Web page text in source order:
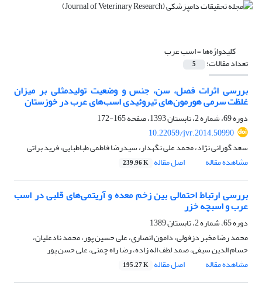
کلیدواژه‌ها =اسب عرب
تعداد مقالات: 5
بررسی اثرات فصل، سن، جنس و وضعیت تولیدمثلی بر میزان
غلظت سرمی هورمون‌های تیروئیدی‌ اسب‌های عرب در خوزستان
دوره 69، شماره 2، تابستان 1393، صفحه
165-172
10.22059/jvr.2014.50990
سعد گورانی نژاد، محمد علی نگهدار، سیدرضا فاطمی طباطبایی، فرید براتی
مشاهده مقاله
اصل مقاله 239.96 K
بررسی ارتباط احتمالی بین زخم معده و آریتمی‌های قلبی در اسب
عرب و اسبچه خزر
دوره 65، شماره 2، تابستان 1389
محمد رضا مخبر دزفولی، دامون انصاری، علی حسین پور، محمد نادعلیان،
حسام الدین سیفی، صمد لطف اله زاده، رضا راه چمنی، علی حسن پور
مشاهده مقاله
اصل مقاله 195.27 K